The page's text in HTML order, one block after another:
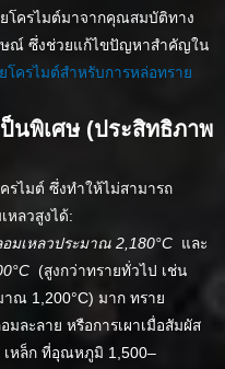
โครไมต์มาจากคุณสมบัติทาง
ษณ์ ซึ่งช่วยแก้ไขปัญหาสำคัญใน
โครไมต์สำหรับการหล่อทราย
นพิเศษ (ประสิทธิภาพ
รไมต์ ซึ่งทำให้ไม่สามารถ
หลวสูงได้:
มเหลวประมาณ 2,180°C และ
(สูงกว่าทรายทั่วไป เช่น
ณ 1,200°C) มาก ทราย
ละลาย หรือการเผาเมื่อสัมผัส
เหล็ก ที่อุณหภูมิ 1,500–